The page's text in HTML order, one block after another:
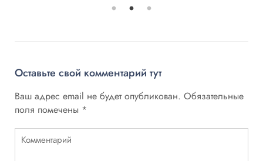
Оставьте свой комментарий тут
Ваш адрес email не будет опубликован. Обязательные
поля помечены *